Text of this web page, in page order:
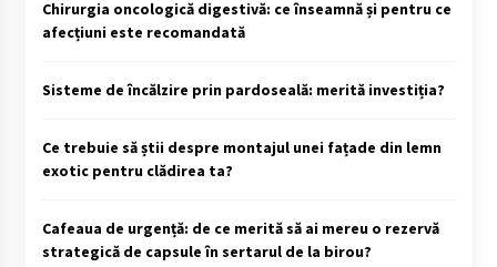
Chirurgia oncologică digestivă: ce înseamnă și pentru ce
afecțiuni este recomandată
Sisteme de încălzire prin pardoseală: merită investiția?
Ce trebuie să știi despre montajul unei fațade din lemn
exotic pentru clădirea ta?
Cafeaua de urgență: de ce merită să ai mereu o rezervă
strategică de capsule în sertarul de la birou?